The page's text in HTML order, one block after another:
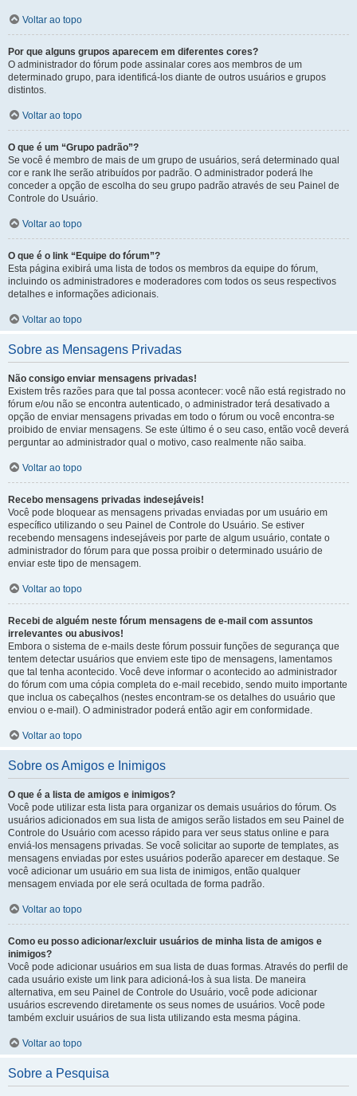
Voltar ao topo
Por que alguns grupos aparecem em diferentes cores?
O administrador do fórum pode assinalar cores aos membros de um
determinado grupo, para identificá-los diante de outros usuários e grupos
distintos.
Voltar ao topo
O que é um “Grupo padrão”?
Se você é membro de mais de um grupo de usuários, será determinado qual
cor e rank lhe serão atribuídos por padrão. O administrador poderá lhe
conceder a opção de escolha do seu grupo padrão através de seu Painel de
Controle do Usuário.
Voltar ao topo
O que é o link “Equipe do fórum”?
Esta página exibirá uma lista de todos os membros da equipe do fórum,
incluindo os administradores e moderadores com todos os seus respectivos
detalhes e informações adicionais.
Voltar ao topo
Sobre as Mensagens Privadas
Não consigo enviar mensagens privadas!
Existem três razões para que tal possa acontecer: você não está registrado no
fórum e/ou não se encontra autenticado, o administrador terá desativado a
opção de enviar mensagens privadas em todo o fórum ou você encontra-se
proibido de enviar mensagens. Se este último é o seu caso, então você deverá
perguntar ao administrador qual o motivo, caso realmente não saiba.
Voltar ao topo
Recebo mensagens privadas indesejáveis!
Você pode bloquear as mensagens privadas enviadas por um usuário em
específico utilizando o seu Painel de Controle do Usuário. Se estiver
recebendo mensagens indesejáveis por parte de algum usuário, contate o
administrador do fórum para que possa proibir o determinado usuário de
enviar este tipo de mensagem.
Voltar ao topo
Recebi de alguém neste fórum mensagens de e-mail com assuntos
irrelevantes ou abusivos!
Embora o sistema de e-mails deste fórum possuir funções de segurança que
tentem detectar usuários que enviem este tipo de mensagens, lamentamos
que tal tenha acontecido. Você deve informar o acontecido ao administrador
do fórum com uma cópia completa do e-mail recebido, sendo muito importante
que inclua os cabeçalhos (nestes encontram-se os detalhes do usuário que
enviou o e-mail). O administrador poderá então agir em conformidade.
Voltar ao topo
Sobre os Amigos e Inimigos
O que é a lista de amigos e inimigos?
Você pode utilizar esta lista para organizar os demais usuários do fórum. Os
usuários adicionados em sua lista de amigos serão listados em seu Painel de
Controle do Usuário com acesso rápido para ver seus status online e para
enviá-los mensagens privadas. Se você solicitar ao suporte de templates, as
mensagens enviadas por estes usuários poderão aparecer em destaque. Se
você adicionar um usuário em sua lista de inimigos, então qualquer
mensagem enviada por ele será ocultada de forma padrão.
Voltar ao topo
Como eu posso adicionar/excluir usuários de minha lista de amigos e
inimigos?
Você pode adicionar usuários em sua lista de duas formas. Através do perfil de
cada usuário existe um link para adicioná-los à sua lista. De maneira
alternativa, em seu Painel de Controle do Usuário, você pode adicionar
usuários escrevendo diretamente os seus nomes de usuários. Você pode
também excluir usuários de sua lista utilizando esta mesma página.
Voltar ao topo
Sobre a Pesquisa